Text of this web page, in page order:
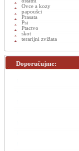
Ovce a kozy
papoušci
Prasata
Psi
Ptactvo
skot
terarijni zvížata
Doporučujme: